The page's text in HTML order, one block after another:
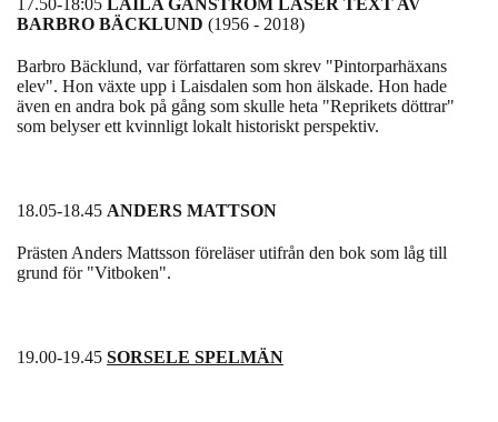
17.50-18:05 LAILA GANSTRÖM LÄSER TEXT AV
BARBRO BÄCKLUND (1956 - 2018)
Barbro Bäcklund, var författaren som skrev "Pintorparhäxans
elev". Hon växte upp i Laisdalen som hon älskade. Hon hade
även en andra bok på gång som skulle heta "Reprikets döttrar"
som belyser ett kvinnligt lokalt historiskt perspektiv.
18.05-18.45 ANDERS MATTSON
Prästen Anders Mattsson föreläser utifrån den bok som låg till
grund för "Vitboken".
19.00-19.45 SORSELE SPELMÄN